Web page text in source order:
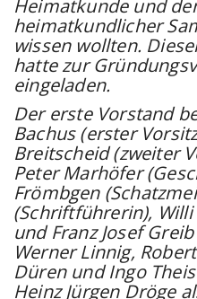
Heimatkunde und
heimatkundlicher
wissen wollten.
hatte zur
eingeladen.
Der erste Vorstand
Bachus (erster
Breitscheid (zweiter
Peter Marhöfer
Frömbgen
(Schriftführerin),
und Franz Josef
Werner Linnig,
Düren und Ingo
Heinz Jürgen Dröge